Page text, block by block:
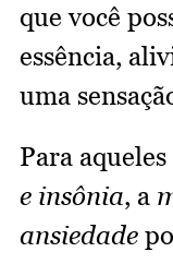
que você
essência,
uma
Para
e insônia, a
ansiedade